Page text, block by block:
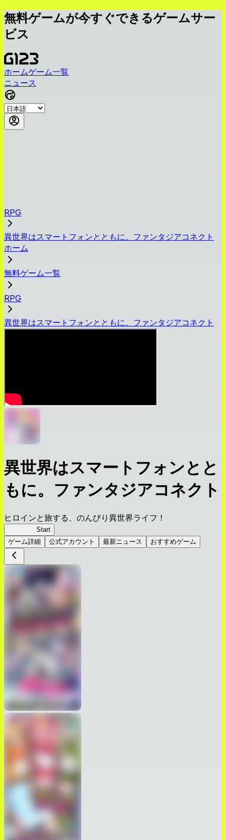
無料ゲームが今すぐできるゲームサー
ビス
ホームゲーム一覧
ニュース
RPG
異世界はスマートフォンとともに。ファンタジアコネクト
ホーム
無料ゲーム一覧
RPG
異世界はスマートフォンとともに。ファンタジアコネクト
異世界はスマートフォンとと
もに。ファンタジアコネクト
ヒロインと旅する、のんびり異世界ライフ！
Start
ゲーム詳細
公式アカウント 最新ニュース おすすめゲーム